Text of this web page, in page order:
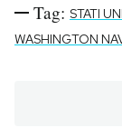
Tag: STATI
WASHINGTON